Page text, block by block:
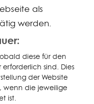
als
werden.
diese für den
sind. Dies
der Website
wenn die jeweilige
ist.